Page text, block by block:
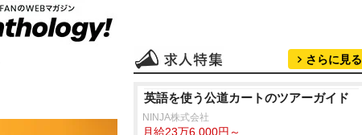
さらに見る
英語を使う公道カートのツアーガイド
NINJA株式会社
月給23万6,000円～